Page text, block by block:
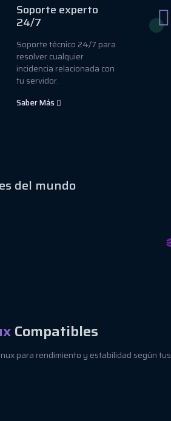
Soporte experto
24/7
Soporte técnico 24/7 para
resolver cualquier
incidencia relacionada con
tu servidor.
Saber Más
del mundo
Compatibles
para rendimiento y estabilidad según tus